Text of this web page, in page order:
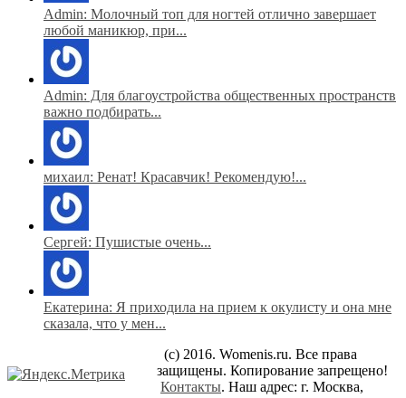
Admin: Молочный топ для ногтей отлично завершает
любой маникюр, при...
Admin: Для благоустройства общественных пространств
важно подбирать...
михаил: Ренат! Красавчик! Рекомендую!...
Сергей: Пушистые очень...
Екатерина: Я приходила на прием к окулисту и она мне
сказала, что у мен...
(c) 2016. Womenis.ru. Все права
защищены. Копирование запрещено!
Контакты. Наш адрес: г. Москва,